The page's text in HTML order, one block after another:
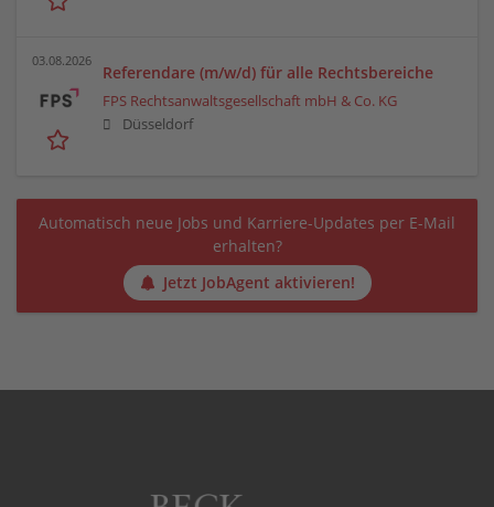
03.08.2026
Referendare (m/w/d) für alle Rechtsbereiche
FPS Rechtsanwaltsgesellschaft mbH & Co. KG
Düsseldorf
Automatisch neue Jobs und Karriere-Updates per E-Mail
erhalten?
Jetzt JobAgent aktivieren!